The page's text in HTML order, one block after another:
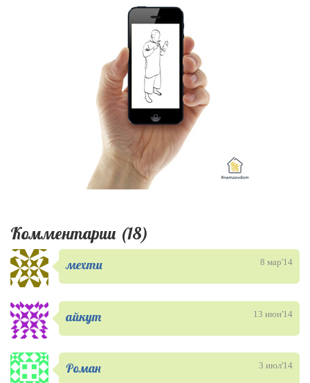
Комментарии (18)
мехти 8 мар'14
айкут 13 июн'14
Роман 3 июл'14